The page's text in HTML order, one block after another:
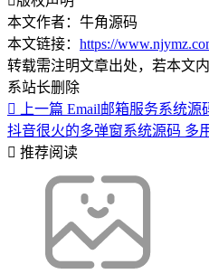
本文作者：牛角源码
本文链接： https://
转载需注明文章出处，若本文
系站长删除
上一篇 Email邮箱服务系统源
抖音很火的多弹窗系统源码 多
推荐阅读